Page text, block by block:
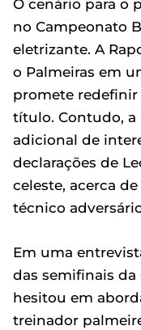
O cenário para o
no Campeonato
eletrizante. A
o Palmeiras em
promete redefinir
título. Contudo, a
adicional de
declarações de
celeste, acerca
técnico
Em uma
das semifinais da
hesitou em
treinador